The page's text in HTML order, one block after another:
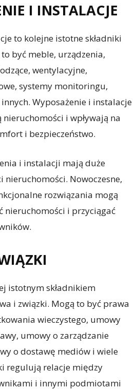
I INSTALACJE
to kolejne istotne składniki
być meble, urządzenia,
wentylacyjne,
systemy monitoringu,
Wyposażenie i instalacje
nieruchomości i wpływają na
i bezpieczeństwo.
i instalacji mają duże
nieruchomości. Nowoczesne,
rozwiązania mogą
nieruchomości i przyciągać
istotnym składnikiem
i związki. Mogą to być prawa
wieczystego, umowy
umowy o zarządzanie
o dostawę mediów i wiele
regulują relacje między
i innymi podmiotami